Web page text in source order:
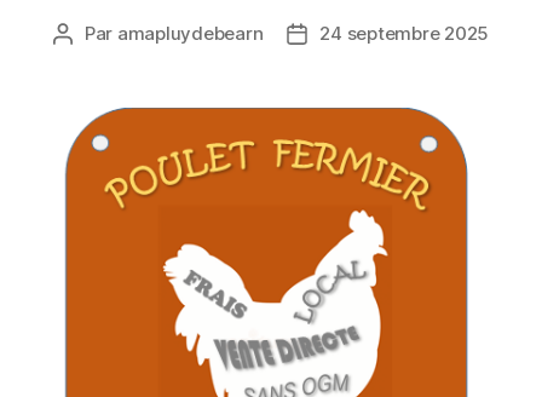
Auteur
Par amapluydebearn
Date24 septembre 2025